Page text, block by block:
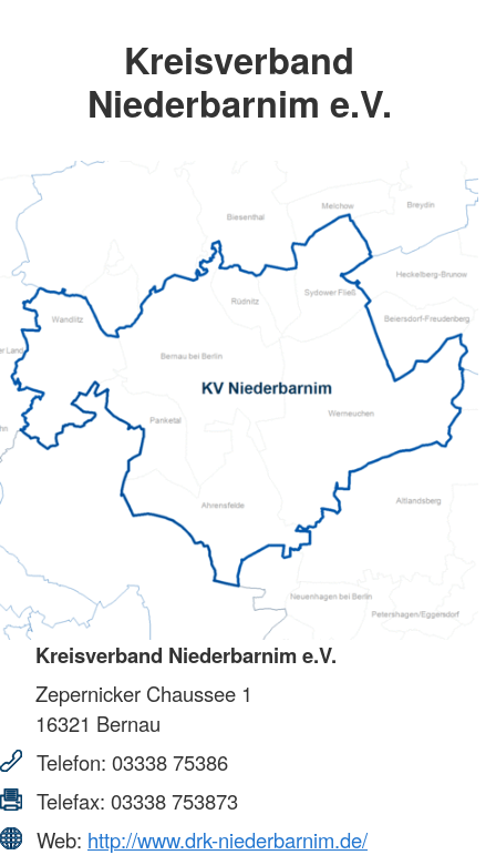
Kreisverband
Niederbarnim e.V.
Kreisverband Niederbarnim e.V.
Zepernicker Chaussee 1
16321 Bernau
Telefon: 03338 75386
Telefax: 03338 753873
Web: http://www.drk-niederbarnim.de/